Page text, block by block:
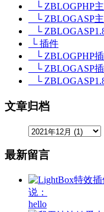
└ ZBLOGPHP
└ ZBLOGASP
└
└ 插件
└ ZBLOGPHP
└ ZBLOGASP
└
文章归档
最新留言
说：
hello